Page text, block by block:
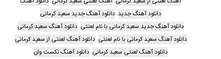
دانلود آهنگ جدید دانلود آهنگ جدید سعید کرمانی
دانلود آهنگ جدید سعید کرمانی با نام لعنتی دانلود آهنگ سعید کرمانی
دانلود آهنگ سعید کرمانی با نام لعنتی دانلود آهنگ لعنتی از سعید کرمانی
دانلود آهنگ لعنتی سعید کرمانی دانلود آهنگ نکست وان